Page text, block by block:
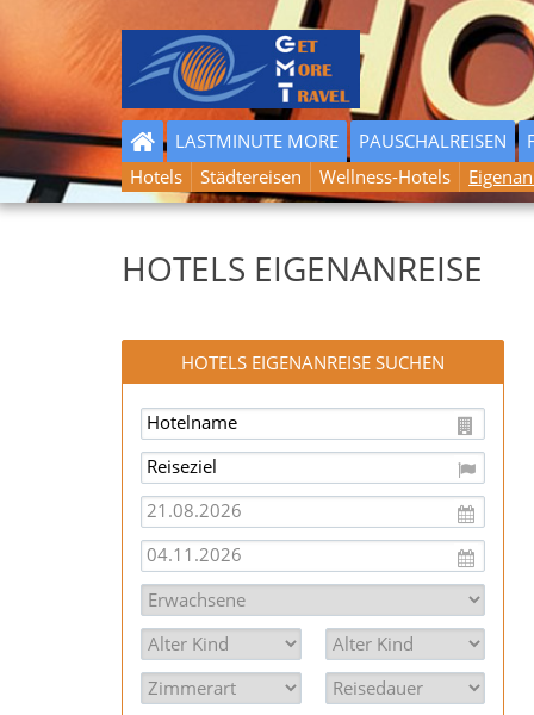
LASTMINUTE MORE PAUSCHALREISEN
Hotels
Städtereisen Wellness-Hotels
HOTELS EIGENANREISE
HOTELS EIGENANREISE SUCHEN